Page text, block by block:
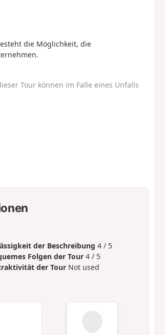
die Möglichkeit, die
Tour können im Falle eines Unfalls
der Beschreibung 4 / 5
Folgen der Tour 4 / 5
der Tour Not used